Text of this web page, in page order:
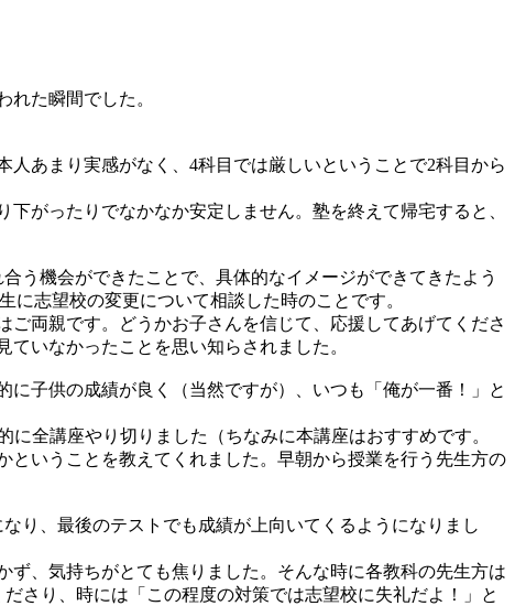
れた瞬間でした。
あまり実感がなく、4科目では厳しいということで2科目から
がったりでなかなか安定しません。塾を終えて帰宅すると、
う機会ができたことで、具体的なイメージができてきたよう
志望校の変更について相談した時のことです。
両親です。どうかお子さんを信じて、応援してあげてくださ
いなかったことを思い知らされました。
子供の成績が良く（当然ですが）、いつも「俺が一番！」と
全講座やり切りました（ちなみに本講座はおすすめです。
いうことを教えてくれました。早朝から授業を行う先生方の
り、最後のテストでも成績が上向いてくるようになりまし
、気持ちがとても焦りました。そんな時に各教科の先生方は
さり、時には「この程度の対策では志望校に失礼だよ！」と